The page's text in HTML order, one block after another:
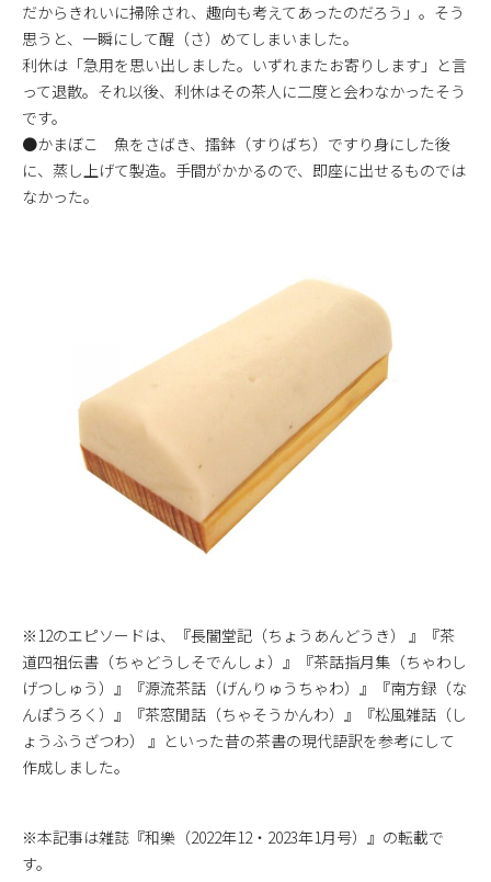
だからきれいに掃除され、趣向も考えてあったのだろう」。そう
思うと、一瞬にして醒（さ）めてしまいました。
利休は「急用を思い出しました。いずれまたお寄りします」と言
って退散。それ以後、利休はその茶人に二度と会わなかったそう
です。
●かまぼこ 魚をさばき、擂鉢（すりばち）ですり身にした後
に、蒸し上げて製造。手間がかかるので、即座に出せるものでは
なかった。
※12のエピソードは、『長闇堂記（ちょうあんどうき） 』『茶
道四祖伝書（ちゃどうしそでんしょ）』『茶話指月集（ちゃわし
げつしゅう）』『源流茶話（げんりゅうちゃわ）』『南方録（な
んぽうろく）』『茶窓閒話（ちゃそうかんわ）』『松風雑話（し
ょうふうざつわ） 』といった昔の茶書の現代語訳を参考にして
作成しました。
※本記事は雑誌『和樂（2022年12・2023年1月号）』の転載で
す。